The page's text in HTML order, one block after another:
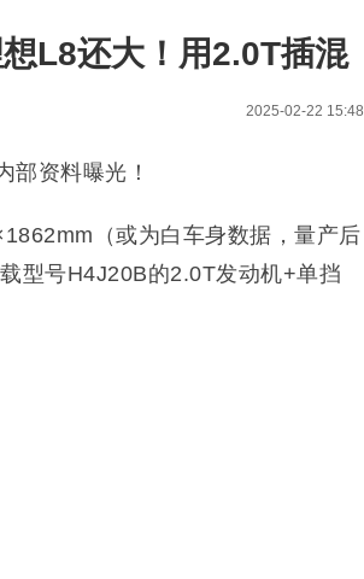
L8还大！用2.0T插混
2025-02-22 15:48
部资料曝光！
（或为白车身数据，量产后
型号H4J20B的2.0T发动机+单挡